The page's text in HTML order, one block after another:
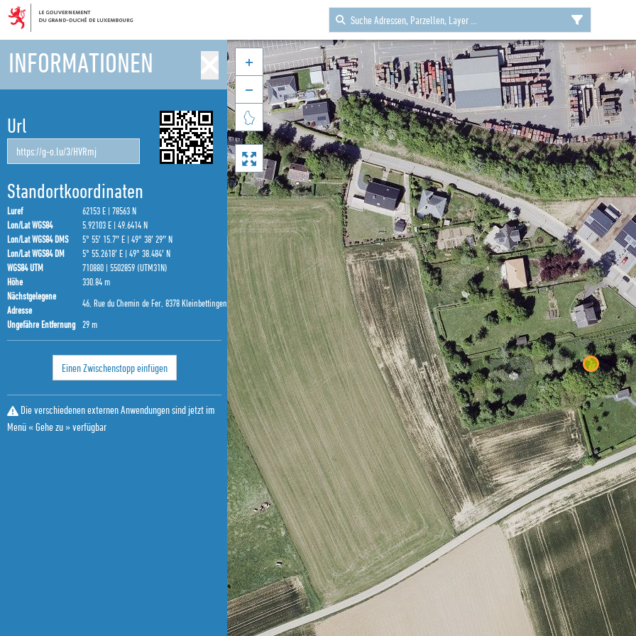
INFORMATIONEN
Url
Standortkoordinaten
Luref
62153 E | 78563 N
Lon/Lat WGS84
5.92103 E | 49.6414 N
Lon/Lat WGS84 DMS
5° 55′ 15.7″ E | 49° 38′ 29″ N
Lon/Lat WGS84 DM
5° 55.2618′ E | 49° 38.484′ N
WGS84 UTM
710880 | 5502859 (UTM31N)
Höhe
330.84 m
Nächstgelegene
Adresse
46, Rue du Chemin de Fer, 8378 Kleinbettingen
Ungefähre Entfernung
29 m
Einen Zwischenstopp einfügen
Die verschiedenen externen Anwendungen sind jetzt im
Menü « Gehe zu » verfügbar



